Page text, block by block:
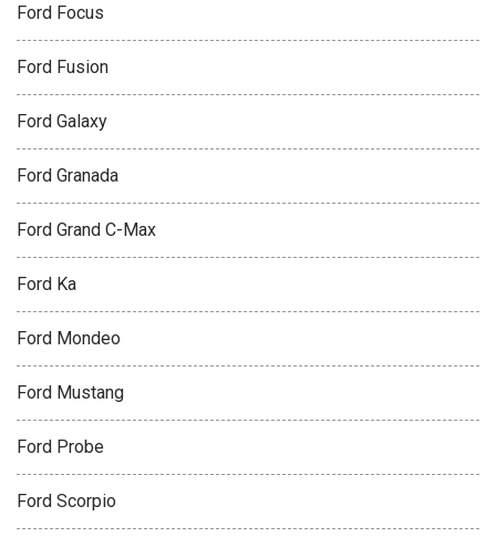
Ford Focus
Ford Fusion
Ford Galaxy
Ford Granada
Ford Grand C-Max
Ford Ka
Ford Mondeo
Ford Mustang
Ford Probe
Ford Scorpio